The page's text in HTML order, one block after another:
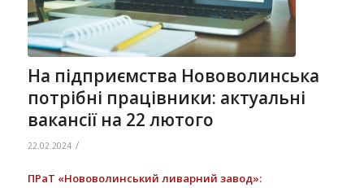
На підприємства Нововолинська
потрібні працівники: актуальні
вакансії на 22 лютого
22.02.2024 /
ПРаТ «Нововолинський ливарний завод»: